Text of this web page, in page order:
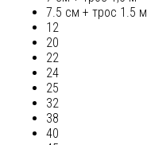
7.5 см + трос 1.5 м
12
20
22
24
25
32
38
40